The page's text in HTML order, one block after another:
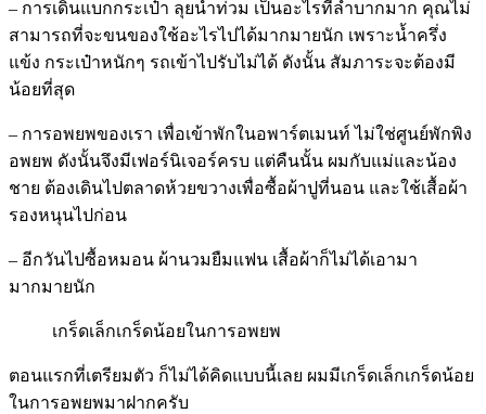
– การเดินแบกกระเป๋า ลุยน้ำท่วม เป็นอะไรที่ลำบากมาก คุณไม่
สามารถที่จะขนของใช้อะไรไปได้มากมายนัก เพราะน้ำครึ่ง
แข้ง กระเป๋าหนักๆ รถเข้าไปรับไม่ได้ ดังนั้น สัมภาระจะต้องมี
น้อยที่สุด
– การอพยพของเรา เพื่อเข้าพักในอพาร์ตเมนท์ ไม่ใช่ศูนย์พักพิง
อพยพ ดังนั้นจึงมีเฟอร์นิเจอร์ครบ แต่คืนนั้น ผมกับแม่และน้อง
ชาย ต้องเดินไปตลาดห้วยขวางเพื่อซื้อผ้าปูที่นอน และใช้เสื้อผ้า
รองหนุนไปก่อน
– อีกวันไปซื้อหมอน ผ้านวมยืมแฟน เสื้อผ้าก็ไม่ได้เอามา
มากมายนัก
เกร็ดเล็กเกร็ดน้อยในการอพยพ
ตอนแรกที่เตรียมตัว ก็ไม่ได้คิดแบบนี้เลย ผมมีเกร็ดเล็กเกร็ดน้อย
ในการอพยพมาฝากครับ